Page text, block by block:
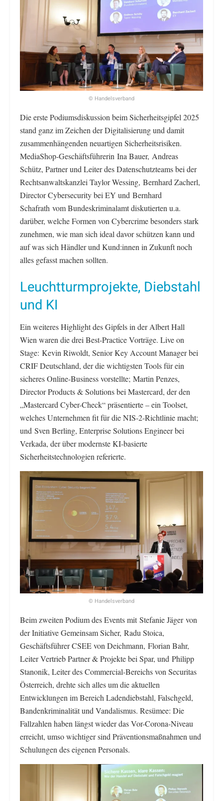
© Handelsverband
Die erste Podiumsdiskussion beim Sicherheitsgipfel 2025
stand ganz im Zeichen der Digitalisierung und damit
zusammenhängenden neuartigen Sicherheitsrisiken.
MediaShop-Geschäftsführerin Ina Bauer, Andreas
Schütz, Partner und Leiter des Datenschutzteams bei der
Rechtsanwaltskanzlei Taylor Wessing, Bernhard Zacherl,
Director Cybersecurity bei EY und Bernhard
Schafrath vom Bundeskriminalamt diskutierten u.a.
darüber, welche Formen von Cybercrime besonders stark
zunehmen, wie man sich ideal davor schützen kann und
auf was sich Händler und Kund:innen in Zukunft noch
alles gefasst machen sollten.
Leuchtturmprojekte, Diebstahl
und KI
Ein weiteres Highlight des Gipfels in der Albert Hall
Wien waren die drei Best-Practice Vorträge. Live on
Stage: Kevin Riwoldt, Senior Key Account Manager bei
CRIF Deutschland, der die wichtigsten Tools für ein
sicheres Online-Business vorstellte; Martin Penzes,
Director Products & Solutions bei Mastercard, der den
„Mastercard Cyber-Check“ präsentierte – ein Toolset,
welches Unternehmen fit für die NIS-2-Richtlinie macht;
und Sven Berling, Enterprise Solutions Engineer bei
Verkada, der über modernste KI-basierte
Sicherheitstechnologien referierte.
© Handelsverband
Beim zweiten Podium des Events mit Stefanie Jäger von
der Initiative Gemeinsam Sicher, Radu Stoica,
Geschäftsführer CSEE von Deichmann, Florian Bahr,
Leiter Vertrieb Partner & Projekte bei Spar, und Philipp
Stanonik, Leiter des Commercial-Bereichs von Securitas
Österreich, drehte sich alles um die aktuellen
Entwicklungen im Bereich Ladendiebstahl, Falschgeld,
Bandenkriminalität und Vandalismus. Resümee: Die
Fallzahlen haben längst wieder das Vor-Corona-Niveau
erreicht, umso wichtiger sind Präventionsmaßnahmen und
Schulungen des eigenen Personals.